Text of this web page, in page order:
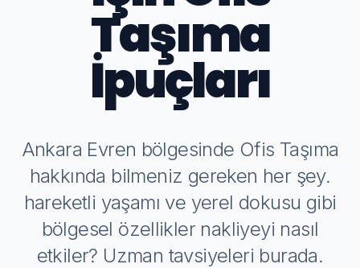
Taşıma
İpuçları
Ankara Evren bölgesinde Ofis Taşıma
hakkında bilmeniz gereken her şey.
hareketli yaşamı ve yerel dokusu gibi
bölgesel özellikler nakliyeyi nasıl
etkiler? Uzman tavsiyeleri burada.